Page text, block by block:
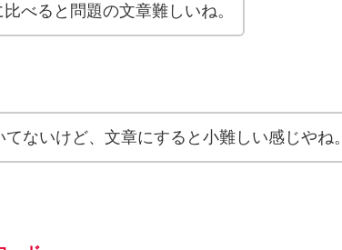
べると問題の文章難しいね。
ないけど、文章にすると小難しい感じやね。